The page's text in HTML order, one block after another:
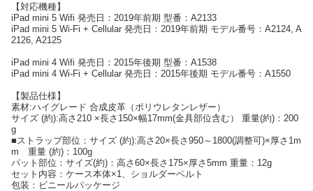
【対応機種】
iPad mini 5 Wifi 発売日：2019年前期 型番：A2133
iPad mini 5 Wi-Fi + Cellular 発売日：2019年前期 モデル番号：A2124, A
2126, A2125
iPad mini 4 Wifi 発売日：2015年後期 型番：A1538
iPad mini 4 Wi-Fi + Cellular 発売日：2015年後期 モデル番号：A1550
【製品仕様】
素材:ハイグレード 合成皮革（ポリウレタンレザー）
サイズ (約):高さ210 ×長さ150×幅17mm(金具部位含む） 重量(約)：200
g
■ストラップ部位：サイズ (約):高さ20×長さ950～1800(調整可)×厚さ1m
m 重量 (約)：100g
パット部位：サイズ(約)：高さ60×長さ175×厚さ5mm 重量：12g
セット内容：ケース本体×1、ショルダーベルト
包装：ビニールパッケージ